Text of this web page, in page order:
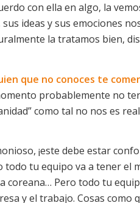
con ella en algo, la
ideas y sus emociones
la tratamos bien,
que no conoces te
probablemente no
como tal no nos es
¡este debe estar
tu equipo va a tener el
coreana… Pero todo tu
y el trabajo. Cosas como